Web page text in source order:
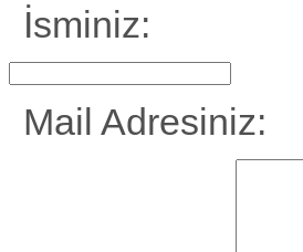
İsminiz:
Mail Adresiniz: